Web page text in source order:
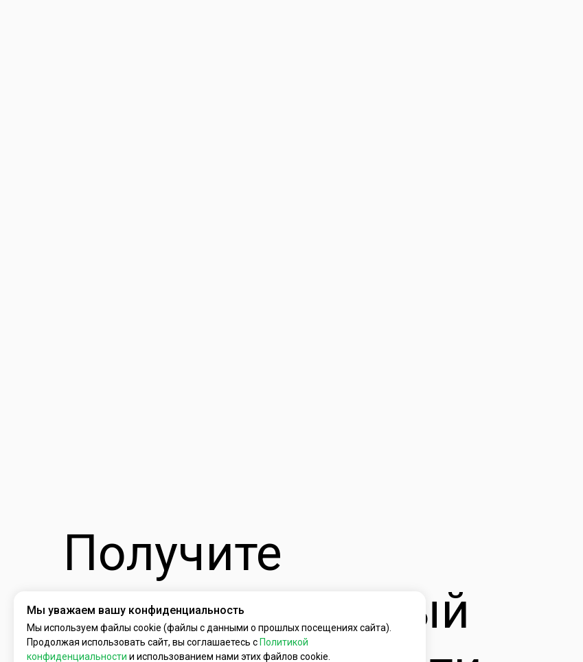
Получите
индивидуальный
Мы уважаем вашу конфиденциальность
Мы используем файлы cookie (файлы с данными о прошлых посещениях сайта).
Продолжая использовать сайт, вы соглашаетесь с Политикой
конфиденциальности и использованием нами этих файлов cookie.